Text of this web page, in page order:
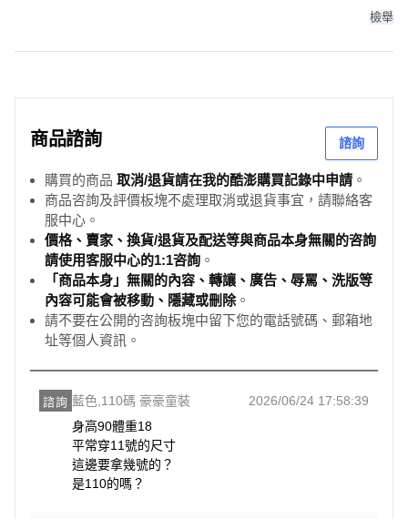
檢舉
商品諮詢 諮詢
購買的商品 取消/退貨請在我的酷澎購買記錄中申請 。
商品咨詢及評價板塊不處理取消或退貨事宜，請聯絡客
服中心。
價格、賣家、換貨/退貨及配送等與商品本身無關的咨詢
請使用客服中心的1:1咨詢 。
「商品本身」無關的內容、轉讓、廣告、辱罵、洗版等
內容可能會被移動、隱藏或刪除。
請不要在公開的咨詢板塊中留下您的電話號碼、郵箱地
址等個人資訊。
諮詢 藍色,110碼 豪豪童裝
2026/06/24 17:58:39
身高90體重18
平常穿11號的尺寸
這邊要拿幾號的？
是110的嗎？